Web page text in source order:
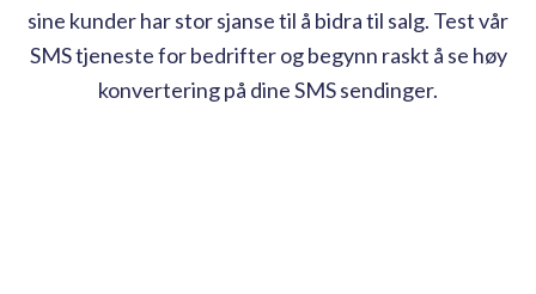
sine kunder har stor sjanse til å bidra til salg. Test vår
SMS tjeneste for bedrifter og begynn raskt å se høy
konvertering på dine SMS sendinger.